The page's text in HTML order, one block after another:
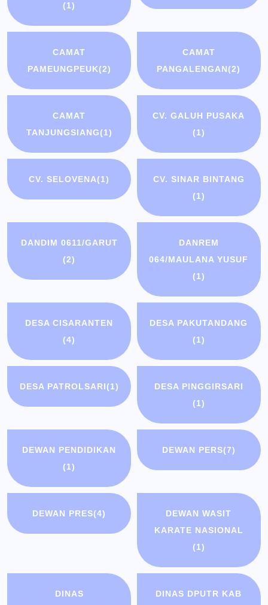
(1)
CAMAT
PAMEUNGPEUK(2)
CAMAT
PANGALENGAN(2)
CAMAT
TANJUNGSIANG(1)
CV. GALUH PUSAKA
(1)
CV. SELOVENA(1)
CV. SINAR BINTANG
(1)
DANDIM 0611/GARUT
(2)
DANREM
064/MAULANA YUSUF
(1)
DESA CISARANTEN
(4)
DESA PAKUTANDANG
(1)
DESA PATROLSARI(1)
DESA PINGGIRSARI
(1)
DEWAN PENDIDIKAN
(1)
DEWAN PERS(7)
DEWAN PRES(4)
DEWAN WASIT
KARATE NASIONAL
(1)
DINAS
DINAS DPUTR KAB